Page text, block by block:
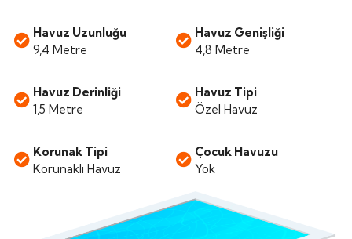
Havuz Uzunluğu
9,4 Metre
Havuz Genişliği
4,8 Metre
Havuz Derinliği
1,5 Metre
Havuz Tipi
Özel Havuz
Korunak Tipi
Korunaklı Havuz
Çocuk Havuzu
Yok